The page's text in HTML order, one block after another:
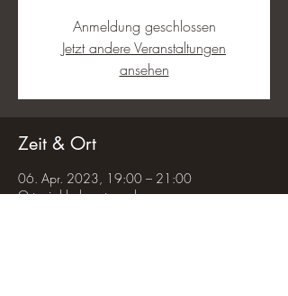
Anmeldung geschlossen
Jetzt andere Veranstaltungen
ansehen
Zeit & Ort
06. Apr. 2023, 19:00 – 21:00
Ort wird bekanntgegeben